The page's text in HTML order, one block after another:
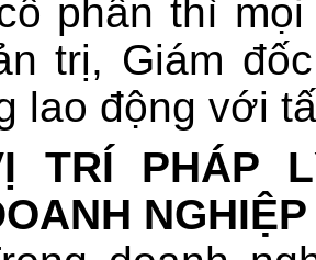
phần thì
trị, Giám
lao động với
TRÍ PHÁP
NGHIỆP